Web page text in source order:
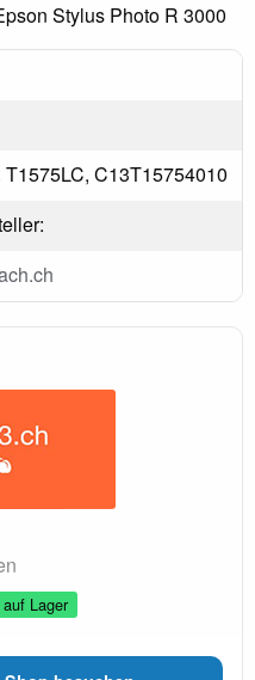
Stylus Photo R 3000
T1575LC, C13T15754010
Lager